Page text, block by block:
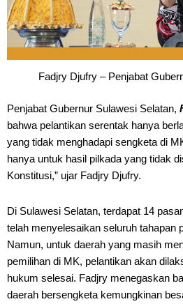
Fadjry Djufry – Penjabat
Penjabat Gubernur Sulawesi Selatan,
bahwa pelantikan serentak hanya
yang tidak menghadapi sengketa di
hanya untuk hasil pilkada yang tidak
Konstitusi,” ujar Fadjry Djufry.
Di Sulawesi Selatan, terdapat 14
telah menyelesaikan seluruh tahapan
Namun, untuk daerah yang masih
pemilihan di MK, pelantikan akan
hukum selesai. Fadjry menegaskan
daerah bersengketa kemungkinan